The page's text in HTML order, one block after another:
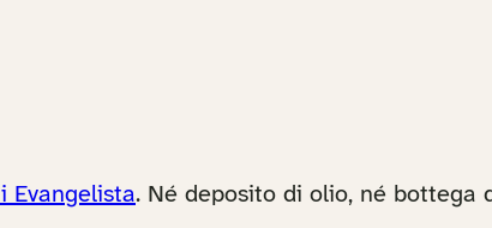
Evangelista. Né deposito di olio, né bottega